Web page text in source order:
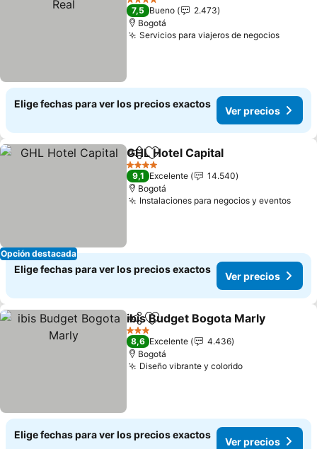
4 Estrellas
7,5 Bueno
2.473
Bogotá
Servicios para viajeros de negociosVer
Elige fechas para ver los precios exactos
Ver precios
Opción destacada
CompartirAgregar a favoritos
GHL Hotel Capital
4 Estrellas
9,1 Excelente
14.540
Bogotá
Instalaciones para negocios y eventosVer
Elige fechas para ver los precios exactos
Ver precios
CompartirAgregar a favoritos
ibis Budget Bogota Marly
3 Estrellas
8,6 Excelente
4.436
Bogotá
Diseño vibrante y coloridoVer precios
Elige fechas para ver los precios exactos
Ver precios